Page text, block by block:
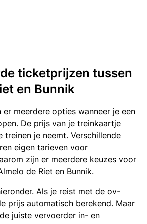
ticketprijzen tussen
en Bunnik
meerdere opties wanneer je een
De prijs van je treinkaartje
treinen je neemt. Verschillende
eigen tarieven voor
zijn er meerdere keuzes voor
de Riet en Bunnik.
Als je reist met de ov-
prijs automatisch berekend. Maar
juiste vervoerder in- en